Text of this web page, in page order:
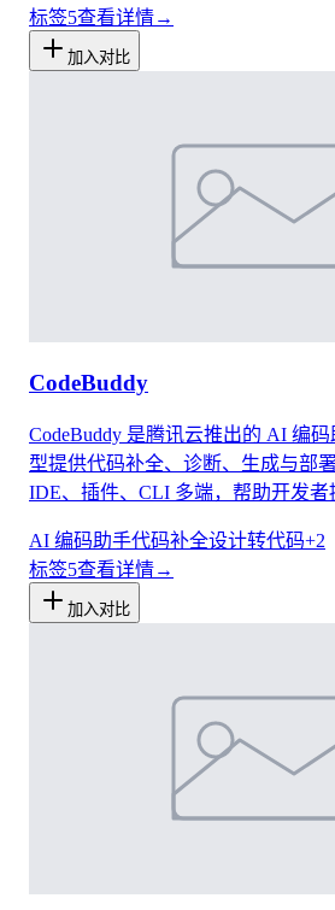
标签5查看详情→
加入对比
CodeBuddy
CodeBuddy 是腾讯云推出的 AI 编
型提供代码补全、诊断、生成与部
IDE、插件、CLI 多端，帮助开发
AI 编码助手代码补全设计转代码+2
标签5查看详情→
加入对比